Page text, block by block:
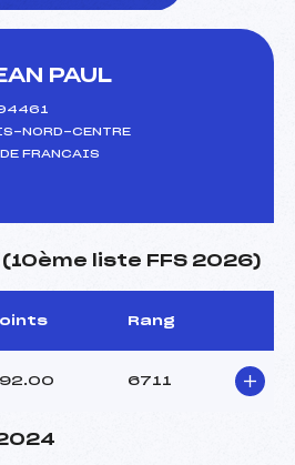
PAUL
NORD-CENTRE
FRANCAIS
(10ème liste FFS 2026)
Rang
6711